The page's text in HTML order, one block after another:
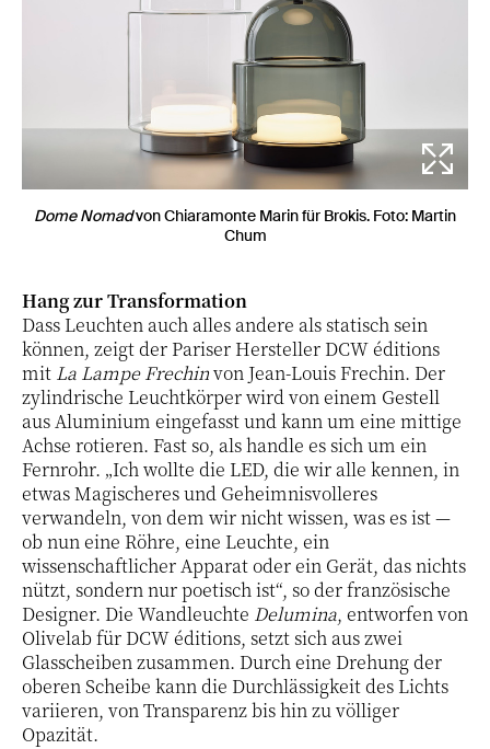
Dome Nomadvon Chiaramonte Marin für Brokis. Foto: Martin
Chum
Hang zur Transformation
Dass Leuchten auch alles andere als statisch sein
können, zeigt der Pariser Hersteller DCW éditions
mit La Lampe Frechinvon Jean-Louis Frechin. Der
zylindrische Leuchtkörper wird von einem Gestell
aus Aluminium eingefasst und kann um eine mittige
Achse rotieren. Fast so, als handle es sich um ein
Fernrohr. „Ich wollte die LED, die wir alle kennen, in
etwas Magischeres und Geheimnisvolleres
verwandeln, von dem wir nicht wissen, was es ist —
ob nun eine Röhre, eine Leuchte, ein
wissenschaftlicher Apparat oder ein Gerät, das nichts
nützt, sondern nur poetisch ist“, so der französische
Designer. Die Wandleuchte Delumina, entworfen von
Olivelab für DCW éditions, setzt sich aus zwei
Glasscheiben zusammen. Durch eine Drehung der
oberen Scheibe kann die Durchlässigkeit des Lichts
variieren, von Transparenz bis hin zu völliger
Opazität.